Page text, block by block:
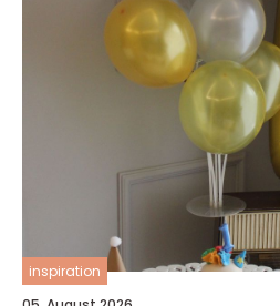
inspiration